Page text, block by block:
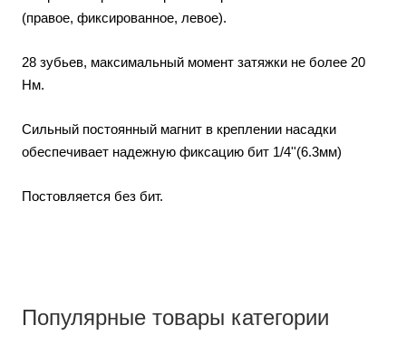
(правое, фиксированное, левое).
28 зубьев, максимальный момент затяжки не более 20
Нм.
Сильный постоянный магнит в креплении насадки
обеспечивает надежную фиксацию бит 1/4''(6.3мм)
Постовляется без бит.
Популярные товары категории